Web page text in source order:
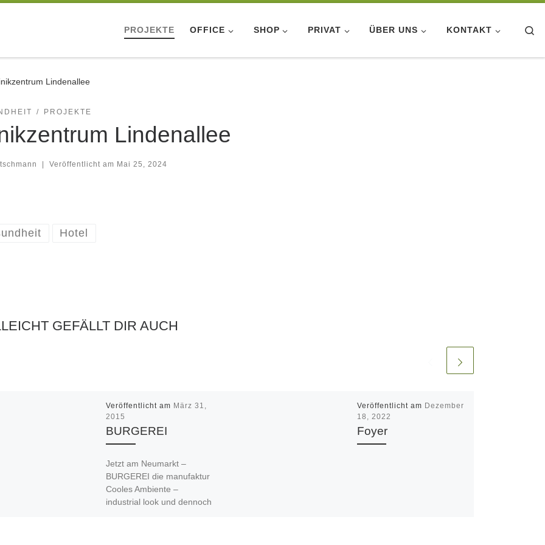
PROJEKTE OFFICE SHOP PRIVAT ÜBER UNS KONTAKT
Lindenallee
PROJEKTE
Lindenallee
Veröffentlicht am Mai 25, 2024
Hotel
GEFÄLLT DIR AUCH
Veröffentlicht am März 31,
2015
BURGEREI
Jetzt am Neumarkt –
BURGEREI die manufaktur
Cooles Ambiente –
industrial look und dennoch
Veröffentlicht am Dezember
18, 2022
Foyer